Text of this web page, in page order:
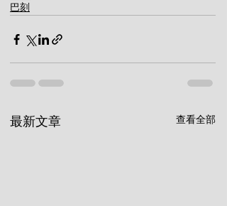
巴刻
最新文章 查看全部